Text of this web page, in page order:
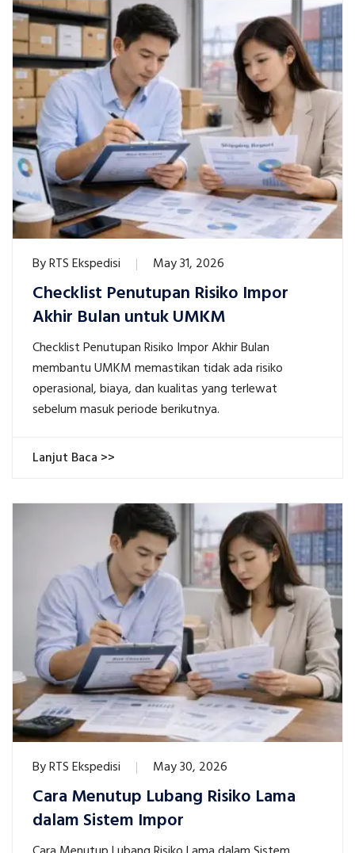
ByRTS Ekspedisi May 31, 2026
Checklist Penutupan Risiko Impor
Akhir Bulan untuk UMKM
Checklist Penutupan Risiko Impor Akhir Bulan
membantu UMKM memastikan tidak ada risiko
operasional, biaya, dan kualitas yang terlewat
sebelum masuk periode berikutnya.
Lanjut Baca >>
ByRTS Ekspedisi May 30, 2026
Cara Menutup Lubang Risiko Lama
dalam Sistem Impor